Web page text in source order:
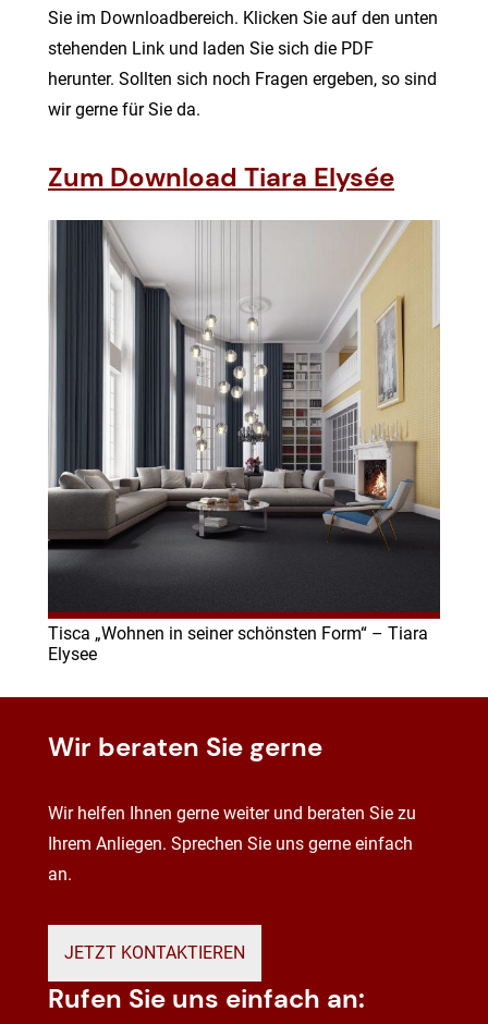
Sie im Downloadbereich. Klicken Sie auf den unten
stehenden Link und laden Sie sich die PDF
herunter. Sollten sich noch Fragen ergeben, so sind
wir gerne für Sie da.
Zum Download Tiara Elysée
Tisca „Wohnen in seiner schönsten Form“ – Tiara
Elysee
Wir beraten Sie gerne
Wir helfen Ihnen gerne weiter und beraten Sie zu
Ihrem Anliegen. Sprechen Sie uns gerne einfach
an.
JETZT KONTAKTIEREN
Rufen Sie uns einfach an: